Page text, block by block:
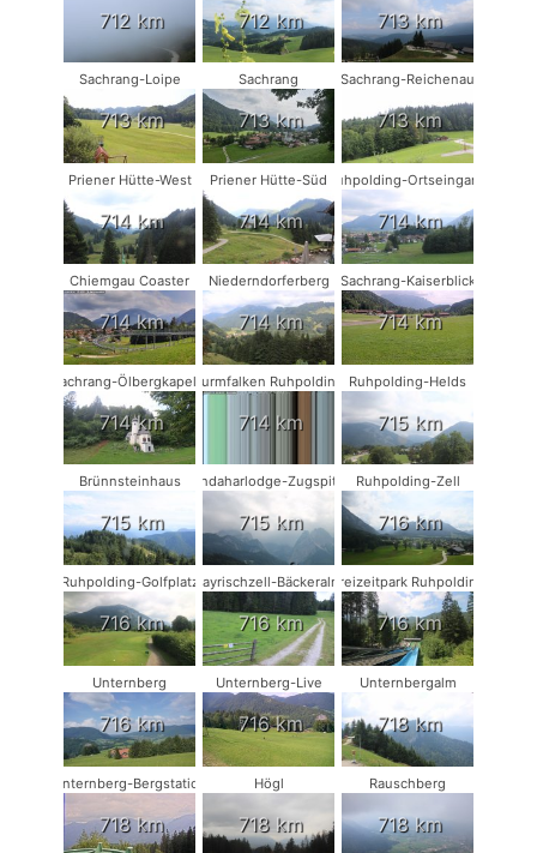
712 km 712 km 713 km
Sachrang-Loipe
713 km
Sachrang
713 km
Sachrang-Reichenau
713 km
Priener Hütte-West
714 km
Priener Hütte-Süd
714 km
Ruhpolding-Ortseingang
714 km
Chiemgau Coaster
714 km
Niederndorferberg
714 km
Sachrang-Kaiserblick
714 km
Sachrang-Ölbergkapelle
714 km
Turmfalken Ruhpolding
714 km
Ruhpolding-Helds
715 km
Brünnsteinhaus
715 km
Kandaharlodge-Zugspitze
715 km
Ruhpolding-Zell
716 km
Ruhpolding-Golfplatz
716 km
Bayrischzell-Bäckeralm
716 km
Freizeitpark Ruhpolding
716 km
Unternberg
716 km
Unternberg-Live
716 km
Unternbergalm
718 km
Unternberg-Bergstation
718 km
Högl
718 km
Rauschberg
718 km